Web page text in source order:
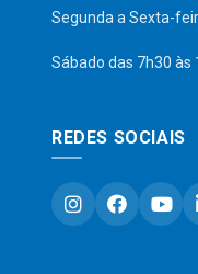
Segunda a Sexta-
Sábado das 7h30 às
REDES SOCIAIS